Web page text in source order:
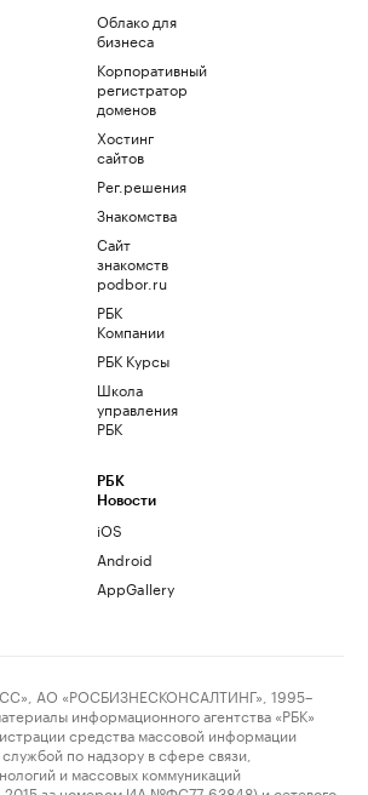
Облако для
бизнеса
Корпоративный
регистратор
доменов
Хостинг
сайтов
Рег.решения
Знакомства
Сайт
знакомств
podbor.ru
РБК
Компании
РБК Курсы
Школа
управления
РБК
РБК
Новости
iOS
Android
AppGallery
АО «РОСБИЗНЕСКОНСАЛТИНГ», 1995–
информационного агентства «РБК»
средства массовой информации
по надзору в сфере связи,
и массовых коммуникаций